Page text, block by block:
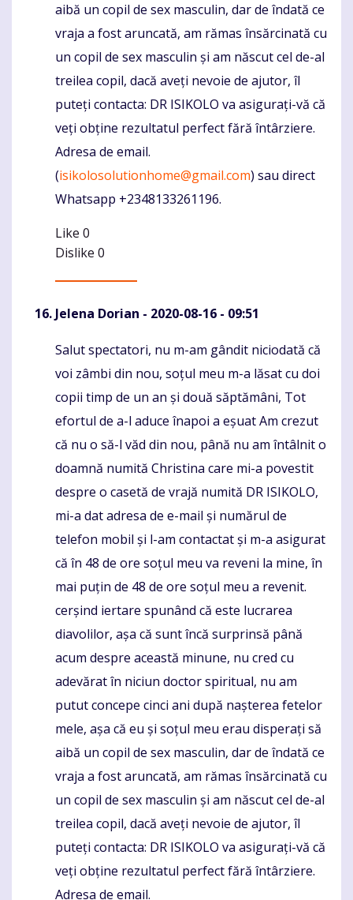
aibă un copil de sex masculin, dar de îndată ce
vraja a fost aruncată, am rămas însărcinată cu
un copil de sex masculin și am născut cel de-al
treilea copil, dacă aveți nevoie de ajutor, îl
puteți contacta: DR ISIKOLO va asigurați-vă că
veți obține rezultatul perfect fără întârziere.
Adresa de email.
(isikolosolutionhome@gmail.com) sau direct
Whatsapp +2348133261196.
Like 0
Dislike 0
Jelena Dorian - 2020-08-16 - 09:51
Komentaras
Salut spectatori, nu m-am gândit niciodată că
voi zâmbi din nou, soțul meu m-a lăsat cu doi
copii timp de un an și două săptămâni, Tot
efortul de a-l aduce înapoi a eșuat Am crezut
că nu o să-l văd din nou, până nu am întâlnit o
doamnă numită Christina care mi-a povestit
despre o casetă de vrajă numită DR ISIKOLO,
mi-a dat adresa de e-mail și numărul de
telefon mobil și l-am contactat și m-a asigurat
că în 48 de ore soțul meu va reveni la mine, în
mai puțin de 48 de ore soțul meu a revenit.
cerșind iertare spunând că este lucrarea
diavolilor, așa că sunt încă surprinsă până
acum despre această minune, nu cred cu
adevărat în niciun doctor spiritual, nu am
putut concepe cinci ani după nașterea fetelor
mele, așa că eu și soțul meu erau disperați să
aibă un copil de sex masculin, dar de îndată ce
vraja a fost aruncată, am rămas însărcinată cu
un copil de sex masculin și am născut cel de-al
treilea copil, dacă aveți nevoie de ajutor, îl
puteți contacta: DR ISIKOLO va asigurați-vă că
veți obține rezultatul perfect fără întârziere.
Adresa de email.